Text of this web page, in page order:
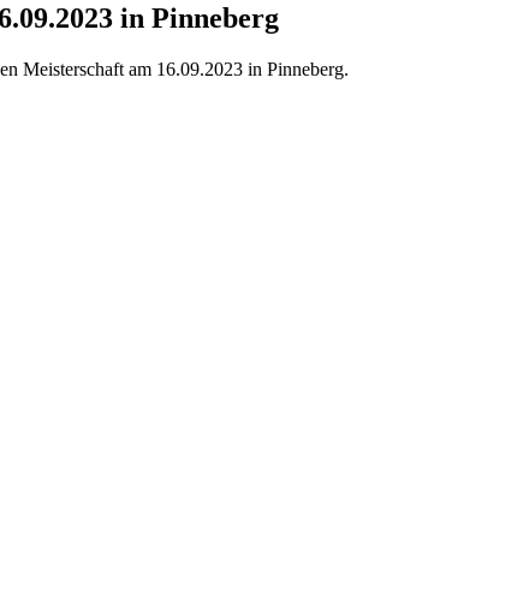
in Pinneberg
Meisterschaft am 16.09.2023 in Pinneberg.